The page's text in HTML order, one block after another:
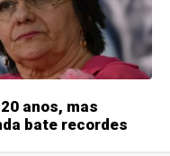
anos, mas
bate recordes